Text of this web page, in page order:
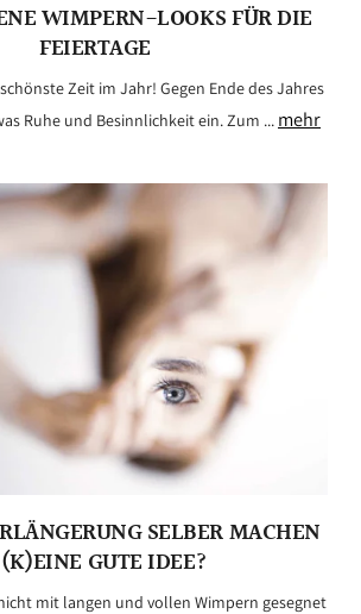
WIMPERN-LOOKS FÜR DIE
FEIERTAGE
Zeit im Jahr! Gegen Ende des Jahres
Ruhe und Besinnlichkeit ein. Zum ... mehr
SELBER MACHEN
GUTE IDEE?
mit langen und vollen Wimpern gesegnet